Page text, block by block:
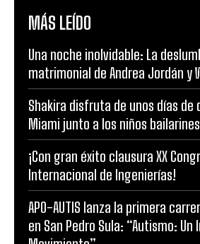
MÁS LEÍDO
Una noche inolvidable: La
matrimonial de Andrea Jordán y
Shakira disfruta de unos días de
Miami junto a los niños
¡Con gran éxito clausura XX
Internacional de Ingenierías!
APO-AUTIS lanza la primera
en San Pedro Sula: “Autismo: